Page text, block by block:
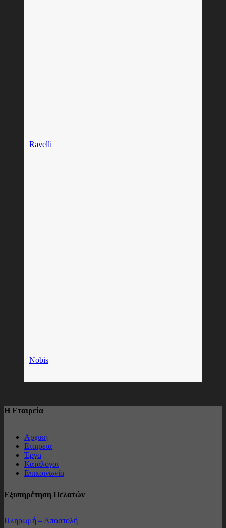
Ravelli
Nobis
Η Εταιρεία
Αρχική
Εταιρεία
Έργα
Κατάλογοι
Επικοινωνία
Εξυπηρέτηση Πελατών
Πληρωμή – Αποστολή